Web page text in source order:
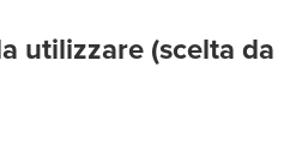
utilizzare (scelta da